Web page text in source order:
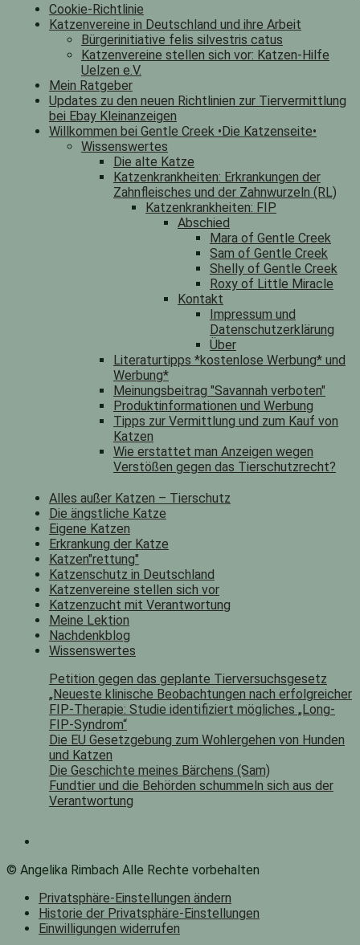
Cookie-Richtlinie
Katzenvereine in Deutschland und ihre Arbeit
Bürgerinitiative felis silvestris catus
Katzenvereine stellen sich vor: Katzen-Hilfe
Uelzen e.V.
Mein Ratgeber
Updates zu den neuen Richtlinien zur Tiervermittlung
bei Ebay Kleinanzeigen
Willkommen bei Gentle Creek •Die Katzenseite•
Wissenswertes
Die alte Katze
Katzenkrankheiten: Erkrankungen der
Zahnfleisches und der Zahnwurzeln (RL)
Katzenkrankheiten: FIP
Abschied
Mara of Gentle Creek
Sam of Gentle Creek
Shelly of Gentle Creek
Roxy of Little Miracle
Kontakt
Impressum und
Datenschutzerklärung
Über
Literaturtipps *kostenlose Werbung* und
Werbung*
Meinungsbeitrag "Savannah verboten"
Produktinformationen und Werbung
Tipps zur Vermittlung und zum Kauf von
Katzen
Wie erstattet man Anzeigen wegen
Verstößen gegen das Tierschutzrecht?
Alles außer Katzen – Tierschutz
Die ängstliche Katze
Eigene Katzen
Erkrankung der Katze
Katzen"rettung"
Katzenschutz in Deutschland
Katzenvereine stellen sich vor
Katzenzucht mit Verantwortung
Meine Lektion
Nachdenkblog
Wissenswertes
Petition gegen das geplante Tierversuchsgesetz
„Neueste klinische Beobachtungen nach erfolgreicher
FIP-Therapie: Studie identifiziert mögliches „Long-
FIP-Syndrom“
Die EU Gesetzgebung zum Wohlergehen von Hunden
und Katzen
Die Geschichte meines Bärchens (Sam)
Fundtier und die Behörden schummeln sich aus der
Verantwortung
© Angelika Rimbach Alle Rechte vorbehalten
Privatsphäre-Einstellungen ändern
Historie der Privatsphäre-Einstellungen
Einwilligungen widerrufen